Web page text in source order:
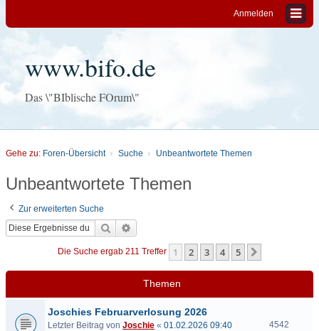
Anmelden
www.bifo.de
Das \"BIblische FOrum\"
Gehe zu: Foren-Übersicht Suche Unbeantwortete Themen
Unbeantwortete Themen
Zur erweiterten Suche
Suche
Die Suche ergab 211 Treffer 1 2 3 4 5
Themen
Joschies Februarverlosung 2026
Letzter Beitrag von Joschie « 01.02.2026 09:40
4542